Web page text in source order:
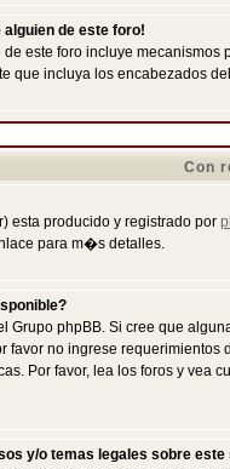
de este foro!
de este foro incluye
que incluya los encabezados
Con
esta producido y registrado por
para m�s detalles.
Grupo phpBB. Si cree que
favor no ingrese
Por favor, lea los foros y vea
y/o temas legales sobre este